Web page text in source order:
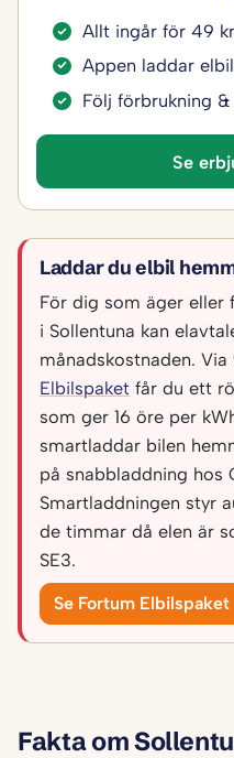
Allt ingår för 49
Appen laddar
Följ förbrukning
Se
Laddar du elbil
För dig som äger eller
i Sollentuna kan
månadskostnaden.
Elbilspaket får du ett
som ger 16 öre per
smartladdar bilen
på snabbladdning hos
Smartladdningen styr
de timmar då elen är
SE3.
Se Fortum
Fakta om